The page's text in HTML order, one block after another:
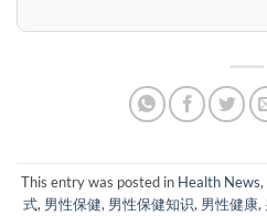
This entry was posted in Health News,
式, 男性保健, 男性保健知识, 男性健康,